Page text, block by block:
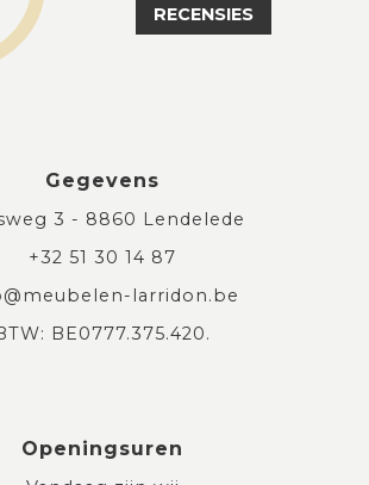
RECENSIES
Gegevens
3 - 8860 Lendelede
+32 51 30 14 87
larridon.be
BE0777.375.420.
Openingsuren